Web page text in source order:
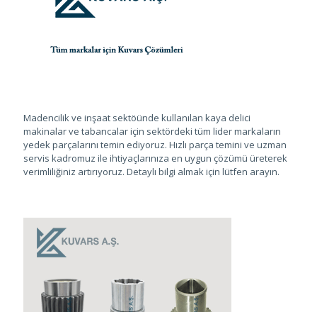
Madencilik ve inşaat sektöünde kullanılan kaya delici
makinalar ve tabancalar için sektördeki tüm lider markaların
yedek parçalarını temin ediyoruz. Hızlı parça temini ve uzman
servis kadromuz ile ihtiyaçlarınıza en uygun çözümü üreterek
verimliliğiniz artırıyoruz. Detaylı bilgi almak için lütfen arayın.